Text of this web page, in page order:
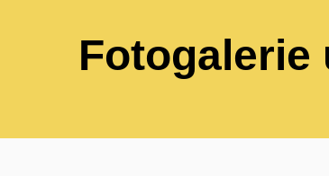
Fotogalerie